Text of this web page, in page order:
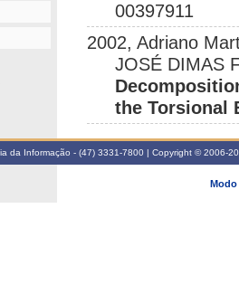
00397911
2002, Adriano
JOSÉ DIMAS
the Torsional
da Informação - (47) 3331-7800 | Copyright © 2006-
Modo